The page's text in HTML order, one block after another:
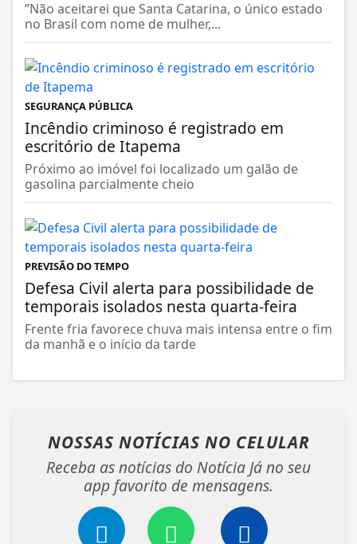
”Não aceitarei que Santa Catarina, o único estado
no Brasil com nome de mulher,...
SEGURANÇA PÚBLICA
Incêndio criminoso é registrado em
escritório de Itapema
Próximo ao imóvel foi localizado um galão de
gasolina parcialmente cheio
PREVISÃO DO TEMPO
Defesa Civil alerta para possibilidade de
temporais isolados nesta quarta-feira
Frente fria favorece chuva mais intensa entre o fim
da manhã e o início da tarde
NOSSAS NOTÍCIAS NO CELULAR
Receba as notícias do Notícia Já no seu
app favorito de mensagens.